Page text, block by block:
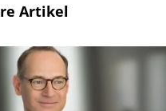
Artikel